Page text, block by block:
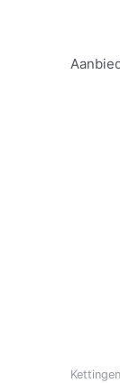
Kettingen